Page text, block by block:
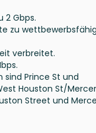
2 Gbps.
zu
verbreitet.
sind Prince St und
Houston St/
Street und